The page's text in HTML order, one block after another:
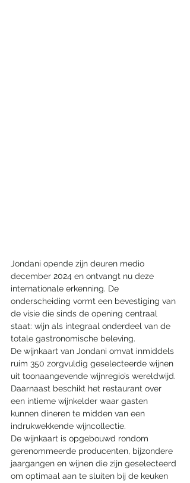
Jondani opende zijn deuren medio
december 2024 en ontvangt nu deze
internationale erkenning. De
onderscheiding vormt een bevestiging van
de visie die sinds de opening centraal
staat: wijn als integraal onderdeel van de
totale gastronomische beleving.
De wijnkaart van Jondani omvat inmiddels
ruim 350 zorgvuldig geselecteerde wijnen
uit toonaangevende wijnregio’s wereldwijd.
Daarnaast beschikt het restaurant over
een intieme wijnkelder waar gasten
kunnen dineren te midden van een
indrukwekkende wijncollectie.
De wijnkaart is opgebouwd rondom
gerenommeerde producenten, bijzondere
jaargangen en wijnen die zijn geselecteerd
om optimaal aan te sluiten bij de keuken